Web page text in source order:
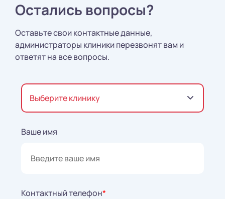
Остались вопросы?
Оставьте свои контактные данные,
администраторы клиники перезвонят вам и
ответят на все вопросы.
Выберите клинику
Ваше имя
Контактный телефон*